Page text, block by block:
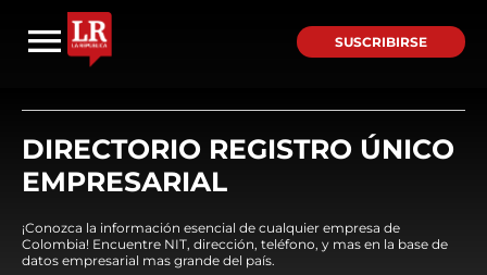
SUSCRIBIRSE
DIRECTORIO REGISTRO ÚNICO
EMPRESARIAL
¡Conozca la información esencial de cualquier empresa de
Colombia! Encuentre NIT, dirección, teléfono, y mas en la base de
datos empresarial mas grande del país.